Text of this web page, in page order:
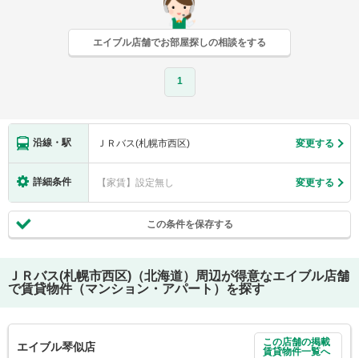
エイブル店舗でお部屋探しの相談をする
1
沿線・駅 ＪＲバス(札幌市西区) 変更する
詳細条件 【家賃】設定無し 変更する
この条件を保存する
ＪＲバス(札幌市西区)（北海道）
周辺が得意なエイブル店舗
で賃貸物件（マンション・アパート）を探す
エイブル琴似店
この店舗の掲載
賃貸物件一覧へ